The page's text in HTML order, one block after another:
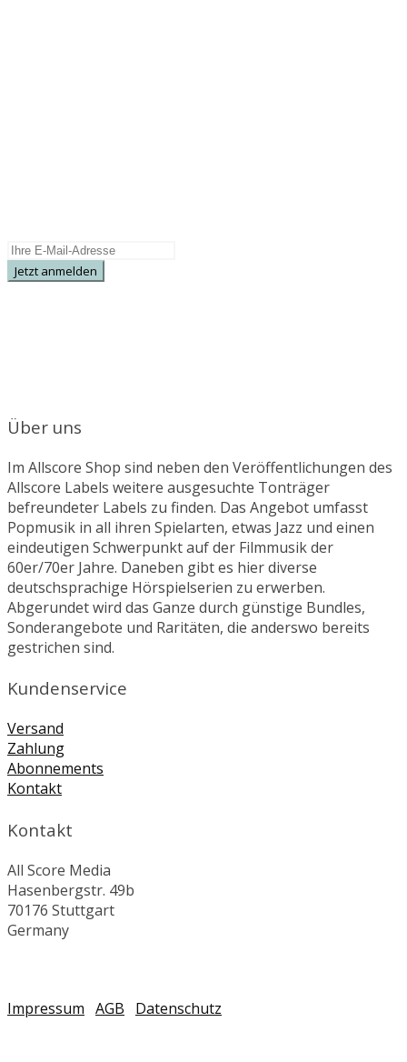
Über uns
Im Allscore Shop sind neben den Veröffentlichungen des
Allscore Labels weitere ausgesuchte Tonträger
befreundeter Labels zu finden. Das Angebot umfasst
Popmusik in all ihren Spielarten, etwas Jazz und einen
eindeutigen Schwerpunkt auf der Filmmusik der
60er/70er Jahre. Daneben gibt es hier diverse
deutschsprachige Hörspielserien zu erwerben.
Abgerundet wird das Ganze durch günstige Bundles,
Sonderangebote und Raritäten, die anderswo bereits
gestrichen sind.
Kundenservice
Versand
Zahlung
Abonnements
Kontakt
Kontakt
All Score Media
Hasenbergstr. 49b
70176 Stuttgart
Germany
Impressum AGB Datenschutz